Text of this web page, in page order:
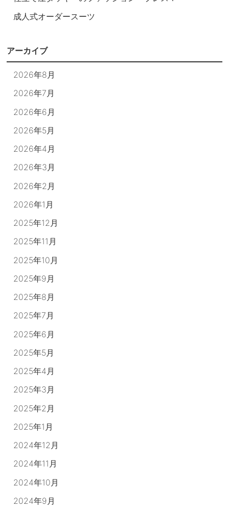
成人式オーダースーツ
アーカイブ
2026年8月
2026年7月
2026年6月
2026年5月
2026年4月
2026年3月
2026年2月
2026年1月
2025年12月
2025年11月
2025年10月
2025年9月
2025年8月
2025年7月
2025年6月
2025年5月
2025年4月
2025年3月
2025年2月
2025年1月
2024年12月
2024年11月
2024年10月
2024年9月